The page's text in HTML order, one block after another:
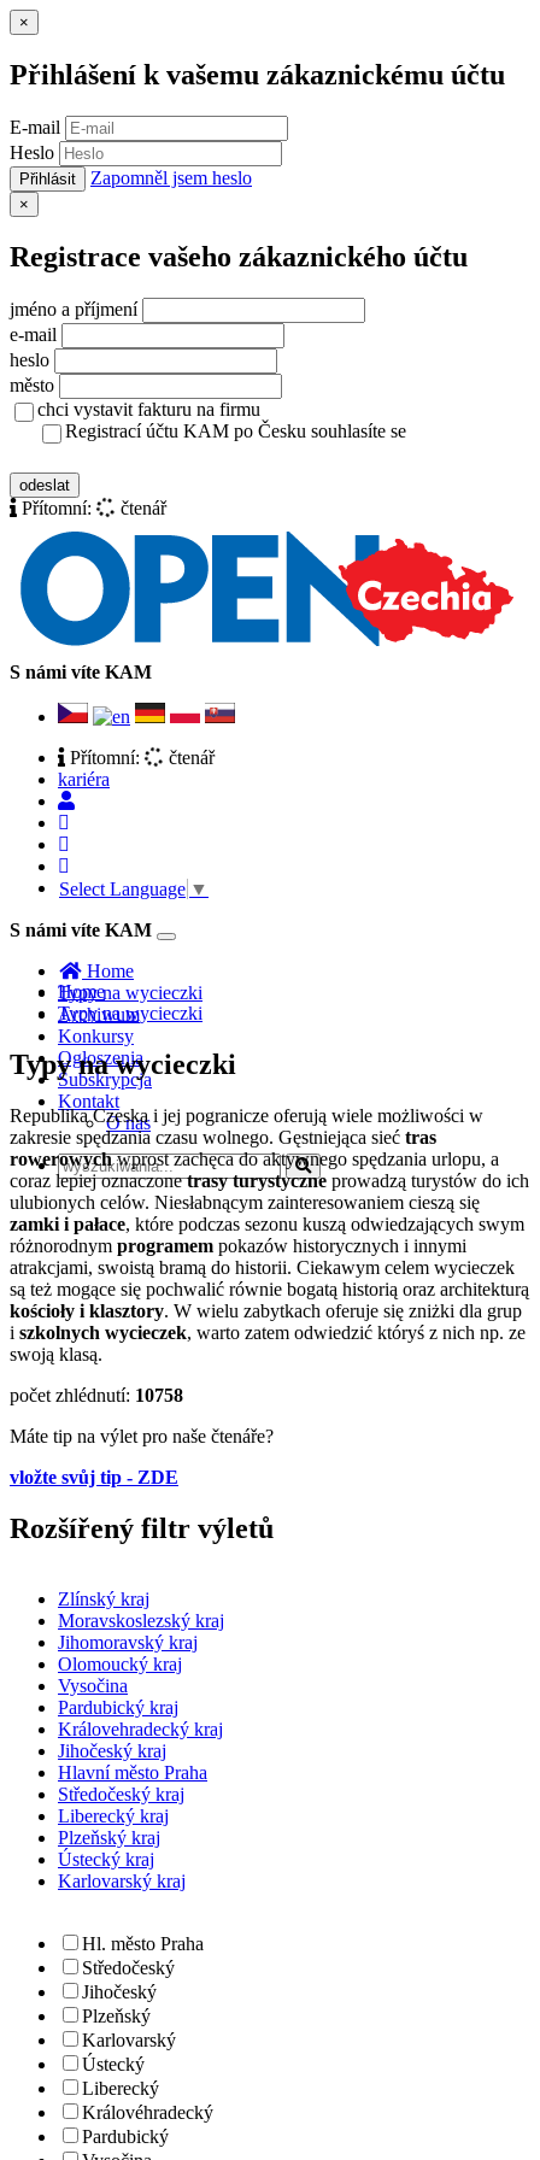
×
Přihlášení k vašemu zákaznickému účtu
E-mail
Heslo
Přihlásit Zapomněl jsem heslo
×
Registrace vašeho zákaznického účtu
jméno a příjmení
e-mail
heslo
město
chci vystavit fakturu na firmu
Registrací účtu KAM po Česku souhlasíte se
odeslat
Přítomní: čtenář
S námi víte KAM
Přítomní:
čtenář
kariéra
Select Language ▼
S námi víte KAM
Toggle
Home
Typy na wycieczki
Archiwum
Konkursy
Ogłoszenia
Subskrypcja
Kontakt
O nas
Home
Typy na wycieczki
Typy na wycieczki
Republika Czeska i jej pogranicze oferują wiele możliwości w
zakresie spędzania czasu wolnego. Gęstniejąca sieć tras
rowerowychwprost zachęca do aktywnego spędzania urlopu, a
coraz lepiej oznaczonetrasy turystyczne prowadzą turystów do ich
ulubionych celów. Niesłabnącym zainteresowaniem cieszą się
zamki i pałace, które podczas sezonu kuszą odwiedzających swym
różnorodnym programem pokazów historycznych i innymi
atrakcjami, swoistą bramą do historii. Ciekawym celem wycieczek
są też mogące się pochwalić równie bogatą historią oraz architekturą
kościoły i klasztory. W wielu zabytkach oferuje się zniżki dla grup
i szkolnych wycieczek, warto zatem odwiedzić któryś z nich np. ze
swoją klasą.
počet zhlédnutí: 10758
Máte tip na výlet pro naše čtenáře?
vložte svůj tip - ZDE
Rozšířený filtr výletů
Zlínský kraj
Moravskoslezský kraj
Jihomoravský kraj
Olomoucký kraj
Vysočina
Pardubický kraj
Královehradecký kraj
Jihočeský kraj
Hlavní město Praha
Středočeský kraj
Liberecký kraj
Plzeňský kraj
Ústecký kraj
Karlovarský kraj
Hl. město Praha
Středočeský
Jihočeský
Plzeňský
Karlovarský
Ústecký
Liberecký
Královéhradecký
Pardubický